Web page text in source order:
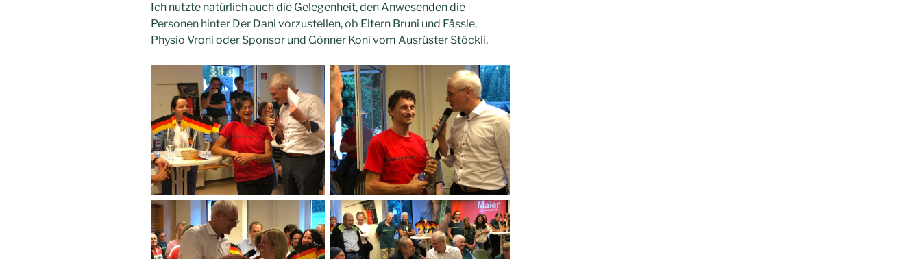
Ich nutzte natürlich auch die Gelegenheit, den Anwesenden die
Personen hinter Der Dani vorzustellen, ob Eltern Bruni und Fässle,
Physio Vroni oder Sponsor und Gönner Koni vom Ausrüster Stöckli.